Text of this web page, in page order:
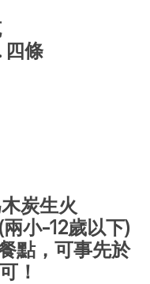
四條
炭生火
小-12歲以下)
點，可事先於
！